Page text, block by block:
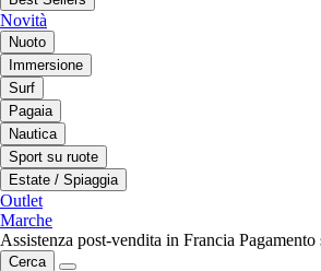
Novità
Nuoto
Immersione
Surf
Pagaia
Nautica
Sport su ruote
Estate / Spiaggia
Outlet
Marche
Assistenza post-vendita in Francia Pagamento
Cerca